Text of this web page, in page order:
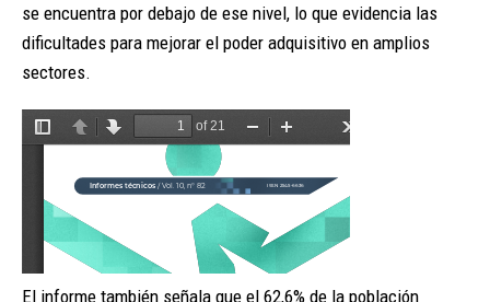
se encuentra por debajo de ese nivel, lo que evidencia las
dificultades para mejorar el poder adquisitivo en amplios
sectores.
El informe también señala que el 62,6% de la población